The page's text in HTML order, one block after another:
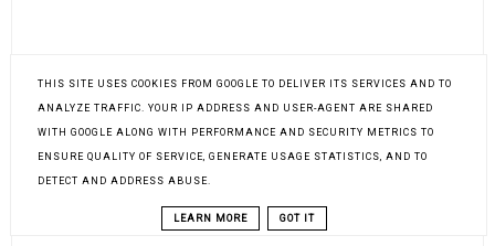
THIS SITE USES COOKIES FROM GOOGLE TO DELIVER ITS SERVICES AND TO
ANALYZE TRAFFIC. YOUR IP ADDRESS AND USER-AGENT ARE SHARED
WITH GOOGLE ALONG WITH PERFORMANCE AND SECURITY METRICS TO
ENSURE QUALITY OF SERVICE, GENERATE USAGE STATISTICS, AND TO
DETECT AND ADDRESS ABUSE.
LEARN MORE GOT IT